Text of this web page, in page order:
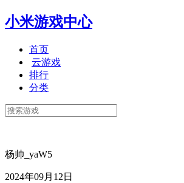
小米游戏中心
首页
云游戏
排行
分类
杨帅_yaW5
2024年09月12日